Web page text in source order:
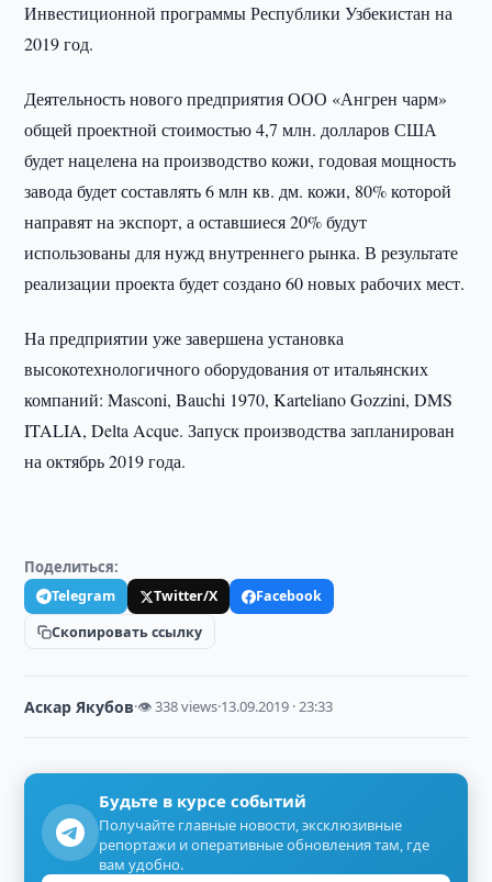
Инвестиционной программы Республики Узбекистан на
2019 год.
Деятельность нового предприятия ООО «Ангрен чарм»
общей проектной стоимостью 4,7 млн. долларов США
будет нацелена на производство кожи, годовая мощность
завода будет составлять 6 млн кв. дм. кожи, 80% которой
направят на экспорт, а оставшиеся 20% будут
использованы для нужд внутреннего рынка. В результате
реализации проекта будет создано 60 новых рабочих мест.
На предприятии уже завершена установка
высокотехнологичного оборудования от итальянских
компаний: Masconi, Bauchi 1970, Karteliano Gozzini, DMS
ITALIA, Delta Acque. Запуск производства запланирован
на октябрь 2019 года.
Поделиться:
Telegram Twitter/X
Facebook
Скопировать ссылку
Аскар Якубов·👁 338 views·13.09.2019 · 23:33
Будьте в курсе событий
Получайте главные новости, эксклюзивные
репортажи и оперативные обновления там, где
вам удобно.